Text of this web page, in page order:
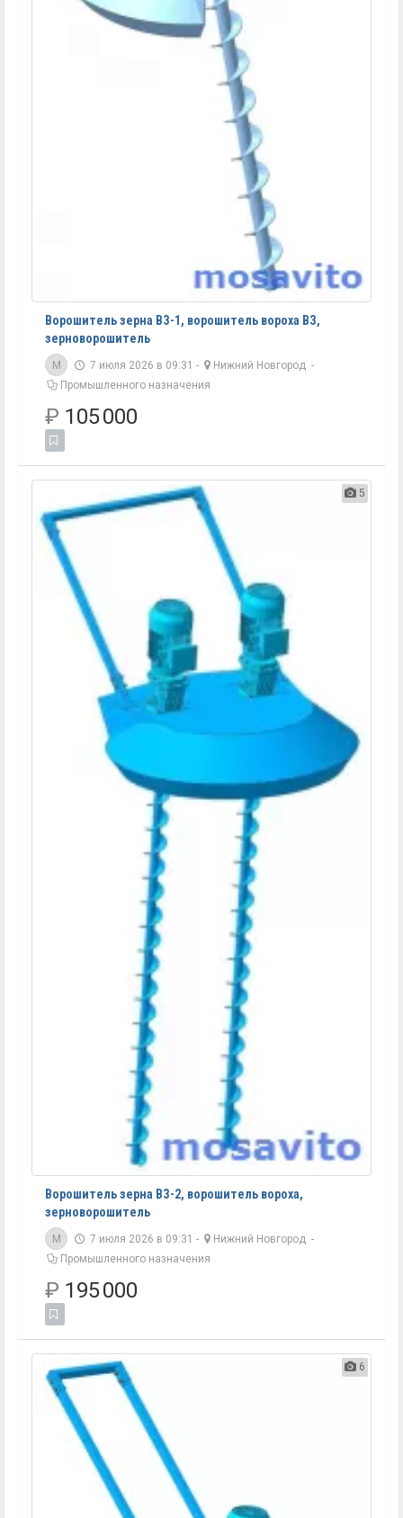
Ворошитель зерна ВЗ-1, ворошитель вороха ВЗ,
зерноворошитель
M 7 июля 2026 в 09:31 - Нижний Новгород -
Промышленного назначения
₽ 105 000
5
Ворошитель зерна ВЗ-2, ворошитель вороха,
зерноворошитель
M 7 июля 2026 в 09:31 - Нижний Новгород -
Промышленного назначения
₽ 195 000
6